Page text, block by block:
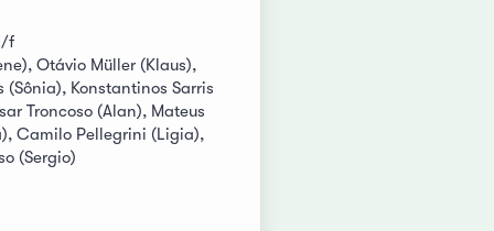
f
Otávio Müller (Klaus),
(Sônia), Konstantinos Sarris
Troncoso (Alan), Mateus
Camilo Pellegrini (Ligia),
(Sergio)